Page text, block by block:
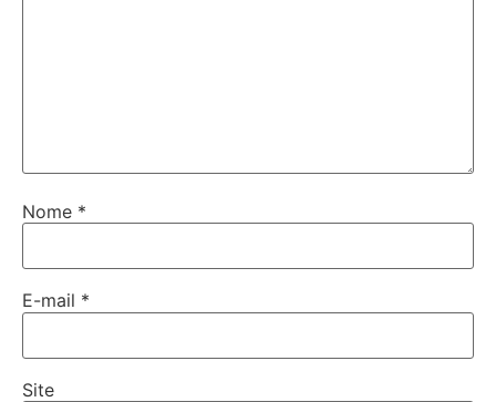
Nome *
E-mail *
Site